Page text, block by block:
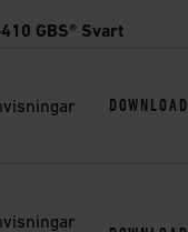
GBS® Svart
DOWNLOAD